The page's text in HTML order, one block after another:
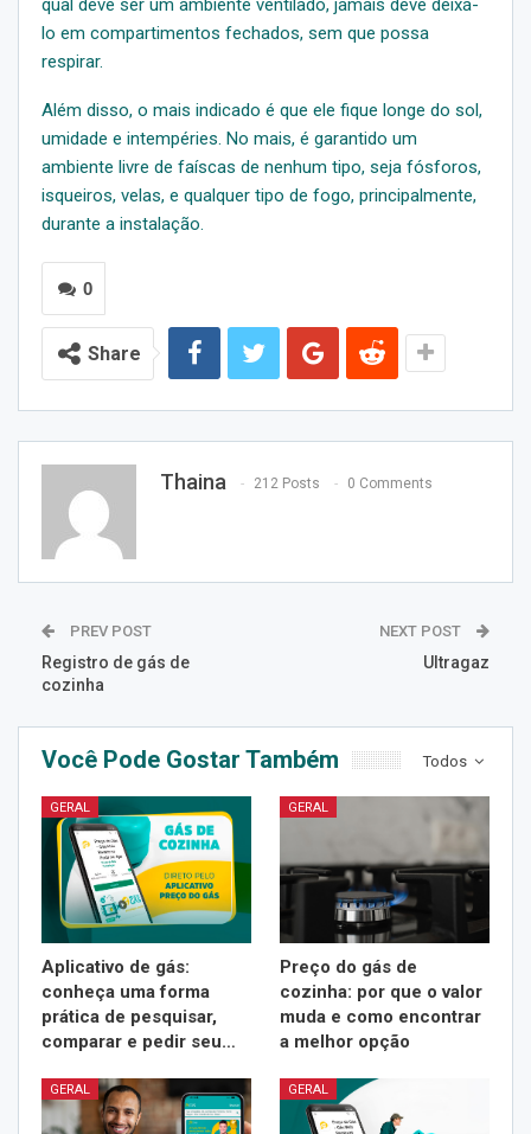
qual deve ser um ambiente ventilado, jamais deve deixá-
lo em compartimentos fechados, sem que possa
respirar.
Além disso, o mais indicado é que ele fique longe do sol,
umidade e intempéries. No mais, é garantido um
ambiente livre de faíscas de nenhum tipo, seja fósforos,
isqueiros, velas, e qualquer tipo de fogo, principalmente,
durante a instalação.
0
Share
Thaina 212 Posts 0 Comments
PREV POST
Registro de gás de
cozinha
NEXT POST
Ultragaz
Todos
Você Pode Gostar Também
GERAL
Aplicativo de gás:
conheça uma forma
prática de pesquisar,
comparar e pedir seu…
GERAL
Preço do gás de
cozinha: por que o valor
muda e como encontrar
a melhor opção
GERAL GERAL